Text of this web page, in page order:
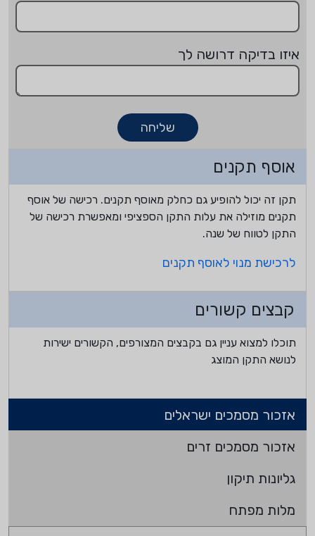
איזו בדיקה דרושה לך
שליחה
אוסף תקנים
תקן זה יכול להופיע גם כחלק מאוסף תקנים. רכישה של אוסף
תקנים מוזילה את עלות התקן הספציפי ומאפשרת רכישה של
התקן לטווח של שנה.
לרכישת מנוי לאוסף תקנים
קבצים קשורים
תוכלו למצוא עניין גם בקבצים המצורפים, הקשורים ישירות
לנושא התקן המוצג
אזכור מסמכים ישראלים
אזכור מסמכים זרים
גליונות תיקון
מלות מפתח